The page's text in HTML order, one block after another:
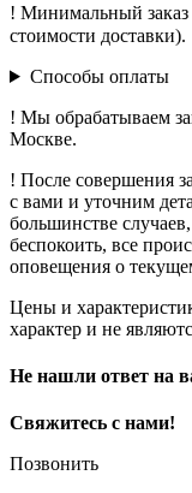
! Минимальный
стоимости доставки).
Способы оплаты
! Мы обрабатываем
Москве.
! После совершения
с вами и уточним
большинстве
беспокоить, все
оповещения о
Цены и
характер и не
Не нашли ответ на
Свяжитесь с нами!
Позвонить